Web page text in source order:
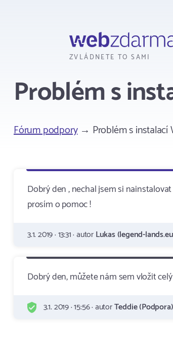
ZVLÁDNETE TO SAMI
Problém s
Fórum podpory→ Problém s instalací
Dobrý den , nechal jsem si
prosím o pomoc !
3.1. 2019 · 13:31 · autorLukas (legend-
Dobrý den, můžete nám sem vložit
3.1. 2019 · 15:56 · autorTeddie (Podpora)